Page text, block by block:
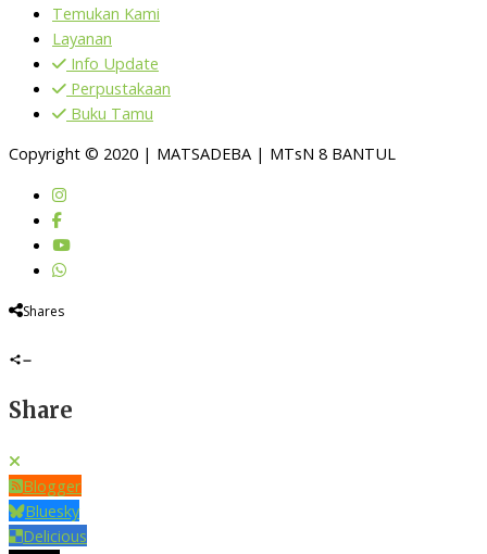
Temukan Kami
Layanan
Info Update
Perpustakaan
Buku Tamu
Copyright © 2020 | MATSADEBA | MTsN 8 BANTUL
Shares
Share
Blogger
Bluesky
Delicious